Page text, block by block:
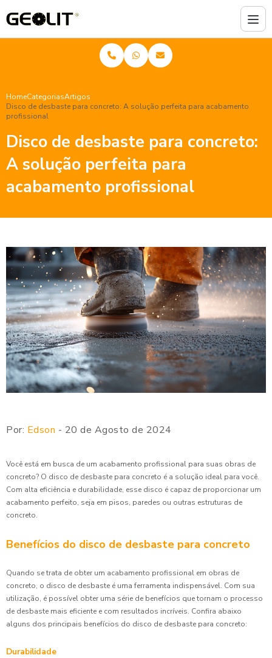
HomeCategoriasArtigos
Disco de desbaste para concreto: A solução perfeita para acabamento
profissional
Disco de desbaste para concreto:
A solução perfeita para
acabamento profissional
Por: Edson - 20 de Agosto de 2024
Você está em busca de um acabamento profissional para suas obras de
concreto? O disco de desbaste para concreto é a solução ideal para você.
Com alta eficiência e durabilidade, esse disco é capaz de proporcionar um
acabamento perfeito, seja em pisos, paredes ou outras estruturas de
concreto.
Benefícios do disco de desbaste para concreto
Quando se trata de obter um acabamento profissional em obras de
concreto, o disco de desbaste é uma ferramenta indispensável. Com sua
utilização, é possível obter uma série de benefícios que tornam o processo
de desbaste mais eficiente e com resultados incríveis. Confira abaixo
alguns dos principais benefícios do disco de desbaste para concreto:
Durabilidade